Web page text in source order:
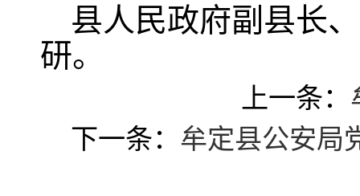
县人民政府副县长
研。
上一条：
下一条： 牟定县公安局